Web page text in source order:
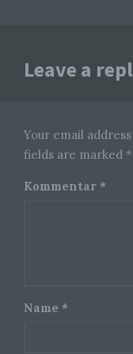
Leave a
Your email
fields are marked *
Kommentar *
Name *
werden und